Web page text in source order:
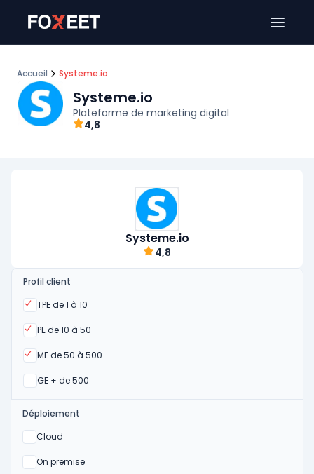
Accueil Systeme.io
Systeme.io
Plateforme de marketing digital
4,8
Systeme.io
4,8
Profil client
TPE de 1 à 10
Oui
PE de 10 à 50
Oui
ME de 50 à 500
Oui
GE + de 500
Oui
Déploiement
Cloud
Oui
On premise
Oui